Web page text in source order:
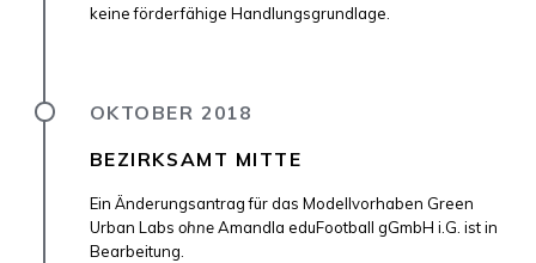
keine förderfähige Handlungsgrundlage.
OKTOBER 2018
BEZIRKSAMT MITTE
Ein Änderungsantrag für das Modellvorhaben Green
Urban Labs ohneAmandla eduFootball gGmbH i.G. ist in
Bearbeitung.